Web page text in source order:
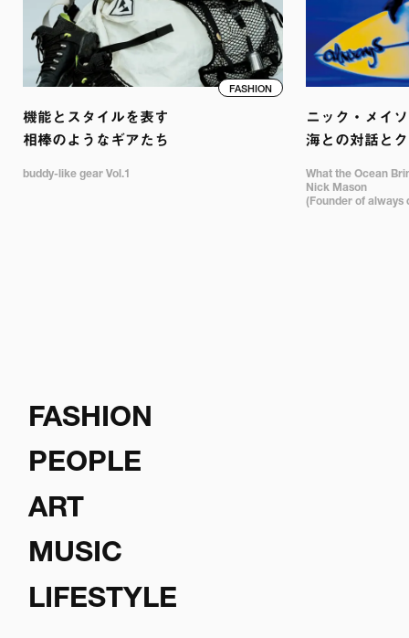
FASHION
機能とスタイルを表す
相棒のようなギアたち
buddy-like gear Vol.1
ニック・メイ
海との対話と
What the Ocean
Nick Mason
(Founder of always
FASHION
PEOPLE
ART
MUSIC
LIFESTYLE